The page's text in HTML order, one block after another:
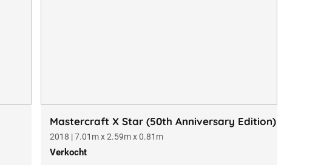
Mastercraft X Star (50th Anniversary Edition)
2018 | 7.01m x 2.59m x 0.81m
Verkocht